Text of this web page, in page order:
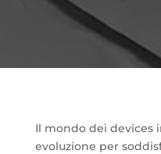
Il mondo dei devices
evoluzione per